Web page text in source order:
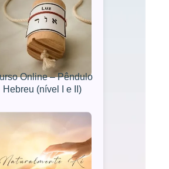
Online – Pêndulo
Hebreu (nível I e II)